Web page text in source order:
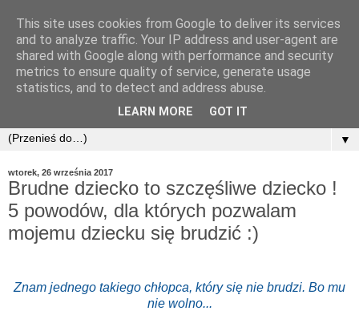
▼
wtorek, 26 września 2017
Brudne dziecko to szczęśliwe dziecko !
5 powodów, dla których pozwalam
mojemu dziecku się brudzić :)
Znam jednego takiego chłopca, który się nie brudzi. Bo mu
nie wolno...
This site uses cookies from Google to deliver its services
and to analyze traffic. Your IP address and user-agent are
shared with Google along with performance and security
metrics to ensure quality of service, generate usage
statistics, and to detect and address abuse.
LEARN MORE GOT IT